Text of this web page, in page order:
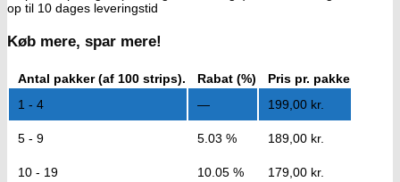
op til 10 dages leveringstid
Køb mere, spar mere!
Antal pakker (af 100 strips). Rabat (%)
Pris pr. pakke
1 - 4
— 199,00 kr.
5 - 9 5.03 % 189,00 kr.
10 - 19 10.05 % 179,00 kr.